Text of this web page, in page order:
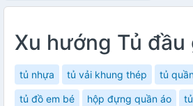
Xu hướng Tủ đầu
tủ nhựa tủ vải khung thép tủ
tủ đồ em bé hộp đựng quần áo